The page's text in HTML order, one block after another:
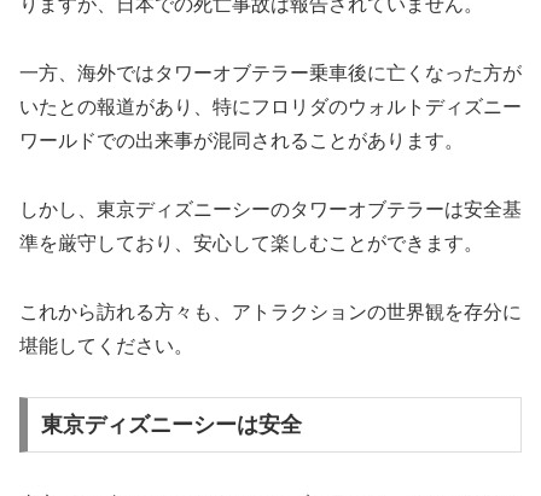
りますが、日本での死亡事故は報告されていません。
一方、海外ではタワーオブテラー乗車後に亡くなった方が
いたとの報道があり、特にフロリダのウォルトディズニー
ワールドでの出来事が混同されることがあります。
しかし、東京ディズニーシーのタワーオブテラーは安全基
準を厳守しており、安心して楽しむことができます。
これから訪れる方々も、アトラクションの世界観を存分に
堪能してください。
東京ディズニーシーは安全